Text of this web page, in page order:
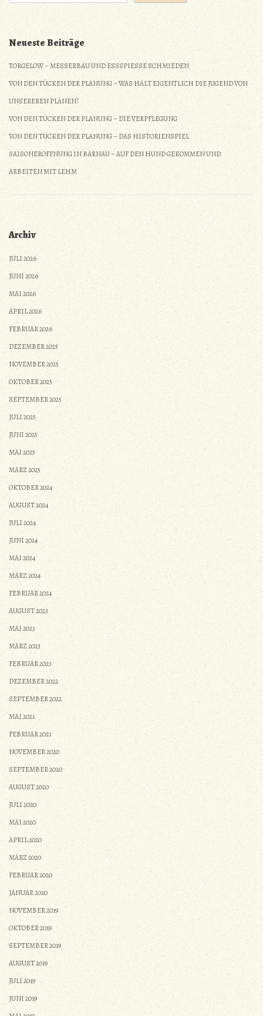
Neueste Beiträge
TORGELOW – MESSERBAU UND ESSSPIESSE SCHMIEDEN
VON DEN TÜCKEN DER PLANUNG – WAS HÄLT EIGENTLICH DIE JUGEND VON
UNSEREREN PLÄNEN?
VON DEN TÜCKEN DER PLANUNG – DIE VERPFLEGUNG
VON DEN TÜCKEN DER PLANUNG – DAS HISTORIENSPIEL
SAISONERÖFFNUNG IN BÄRNAU – AUF DEN HUND GEKOMMEN UND
ARBEITEN MIT LEHM
Archiv
JULI 2026
JUNI 2026
MAI 2026
APRIL 2026
FEBRUAR 2026
DEZEMBER 2025
NOVEMBER 2025
OKTOBER 2025
SEPTEMBER 2025
JULI 2025
JUNI 2025
MAI 2025
MÄRZ 2025
OKTOBER 2024
AUGUST 2024
JULI 2024
JUNI 2024
MAI 2024
MÄRZ 2024
FEBRUAR 2024
AUGUST 2023
MAI 2023
MÄRZ 2023
FEBRUAR 2023
DEZEMBER 2022
SEPTEMBER 2022
MAI 2021
FEBRUAR 2021
NOVEMBER 2020
SEPTEMBER 2020
AUGUST 2020
JULI 2020
MAI 2020
APRIL 2020
MÄRZ 2020
FEBRUAR 2020
JANUAR 2020
NOVEMBER 2019
OKTOBER 2019
SEPTEMBER 2019
AUGUST 2019
JULI 2019
JUNI 2019